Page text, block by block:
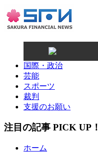
国際・政治
芸能
スポーツ
裁判
支援のお願い
注目の記事 PICK UP！
ホーム